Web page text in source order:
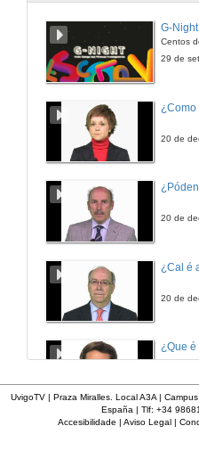
1ª parte
2ª parte
29 de
¿Como
20 de
20 de
20 de
¿Que
UvigoTV | Praza Miralles. Local A3A |
España | Tlf: +34
Accesibilidade | Aviso Legal|